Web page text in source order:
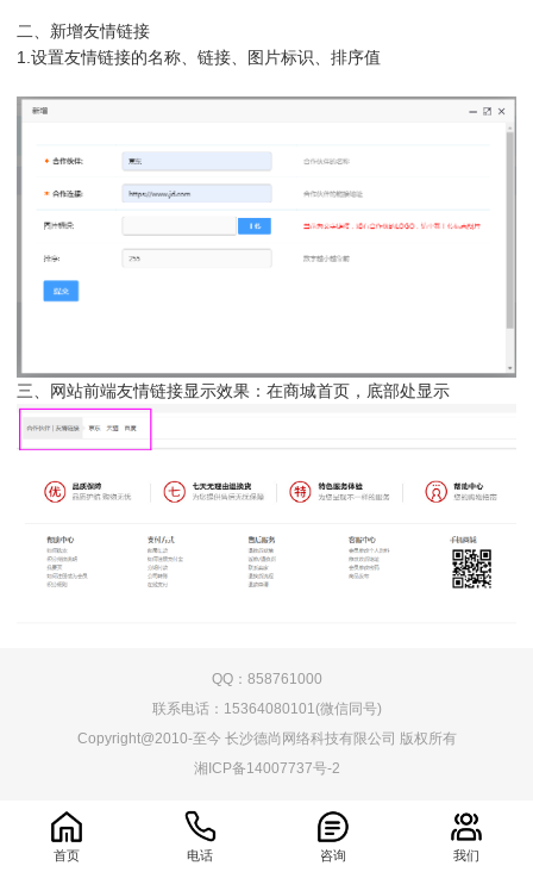
二、新增友情链接
1.设置友情链接的名称、链接、图片标识、排序值
三、网站前端友情链接显示效果：在商城首页，底部处显示
QQ：858761000
联系电话：15364080101(微信同号)
Copyright@2010-至今 长沙德尚网络科技有限公司 版权所有
湘ICP备14007737号-2
首页 电话 咨询 我们
0.066705s